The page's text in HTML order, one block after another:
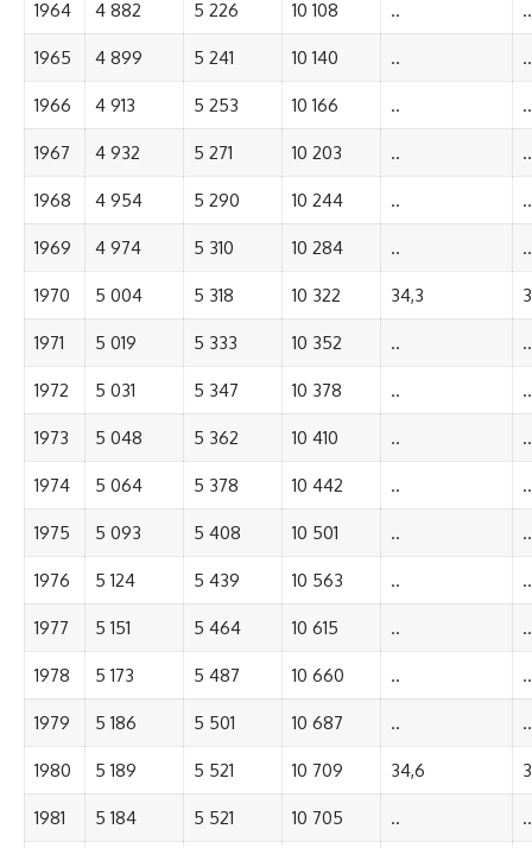
1964 4 882 5 226 10 108 .. ..
1965 4 899 5 241 10 140 .. ..
1966 4 913 5 253 10 166 .. ..
1967 4 932 5 271 10 203 .. ..
1968 4 954 5 290 10 244 .. ..
1969 4 974 5 310 10 284 .. ..
1970 5 004 5 318 10 322 34,3
1971 5 019 5 333 10 352 .. ..
1972 5 031 5 347 10 378 .. ..
1973 5 048 5 362 10 410 .. ..
1974 5 064 5 378 10 442 .. ..
1975 5 093 5 408 10 501 .. ..
1976 5 124 5 439 10 563 .. ..
1977 5 151 5 464 10 615 .. ..
1978 5 173 5 487 10 660 .. ..
1979 5 186 5 501 10 687 .. ..
1980 5 189 5 521 10 709 34,6
1981 5 184 5 521 10 705 .. ..